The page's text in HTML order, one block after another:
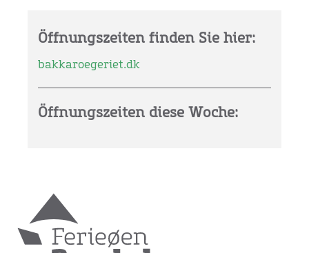
Öffnungszeiten finden Sie hier:
bakkaroegeriet.dk
Öffnungszeiten diese Woche: